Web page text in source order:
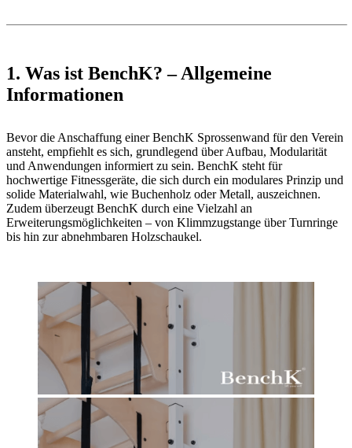
1. Was ist BenchK? – Allgemeine
Informationen
Bevor die Anschaffung einer BenchK Sprossenwand für den Verein
ansteht, empfiehlt es sich, grundlegend über Aufbau, Modularität
und Anwendungen informiert zu sein. BenchK steht für
hochwertige Fitnessgeräte, die sich durch ein modulares Prinzip und
solide Materialwahl, wie Buchenholz oder Metall, auszeichnen.
Zudem überzeugt BenchK durch eine Vielzahl an
Erweiterungsmöglichkeiten – von Klimmzugstange über Turnringe
bis hin zur abnehmbaren Holzschaukel.